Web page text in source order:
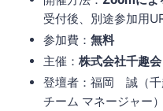
受付後、別途参加用
参加費： 無料
主催： 株式会社千趣会
登壇者：福岡 誠（千
チーム マネージャー）